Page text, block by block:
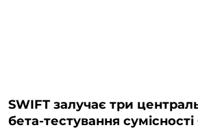
SWIFT залучає три
бета-тестування сумісності